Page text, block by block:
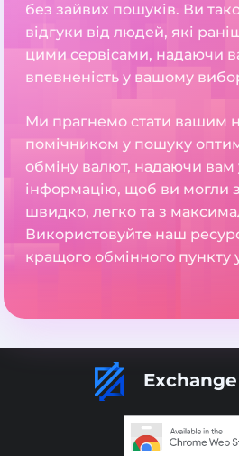
без зайвих пошуків. Ви
відгуки від людей, які
цими сервісами, надаючи
впевненість у вашому
Ми прагнемо стати вашим
помічником у пошуку
обміну валют, надаючи вам
інформацію, щоб ви могли
швидко, легко та з
Використовуйте наш
кращого обмінного пункту